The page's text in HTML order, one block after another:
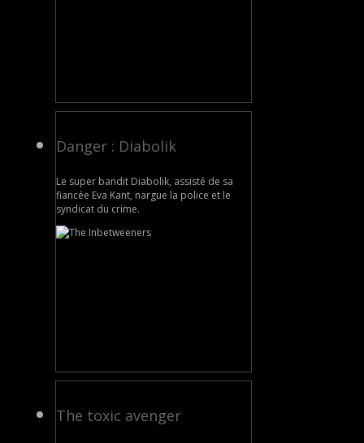
Danger : Diabolik
Le super bandit Diabolik, assisté de sa
fiancée Eva Kant, nargue la police et le
syndicat du crime.
The toxic avenger